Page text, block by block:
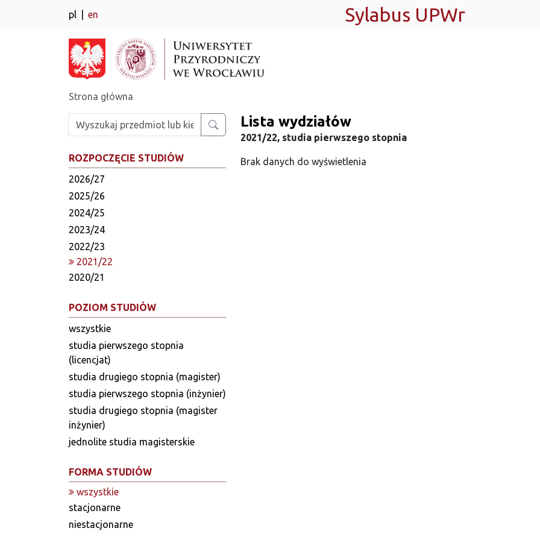
pl en Sylabus UPWr
Strona główna
Wpisz szukaną frazę
ROZPOCZĘCIE STUDIÓW
2026/27
2025/26
2024/25
2023/24
2022/23
2021/22
2020/21
POZIOM STUDIÓW
wszystkie
studia pierwszego stopnia
(licencjat)
studia drugiego stopnia (magister)
studia pierwszego stopnia (inżynier)
studia drugiego stopnia (magister
inżynier)
jednolite studia magisterskie
FORMA STUDIÓW
wszystkie
stacjonarne
niestacjonarne
Lista wydziałów
2021/22, studia pierwszego stopnia
Brak danych do wyświetlenia